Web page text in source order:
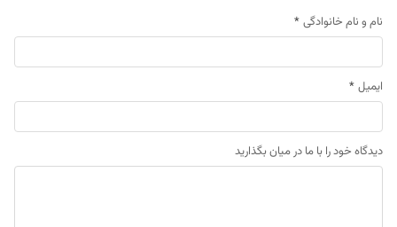
نام و نام خانوادگی *
ایمیل *
دیدگاه خود را با ما در میان بگذارید